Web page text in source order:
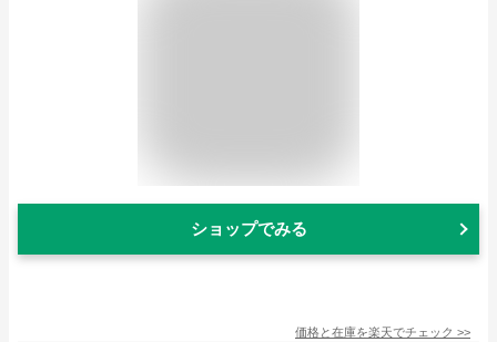
ショップでみる
価格と在庫を楽天でチェック >>